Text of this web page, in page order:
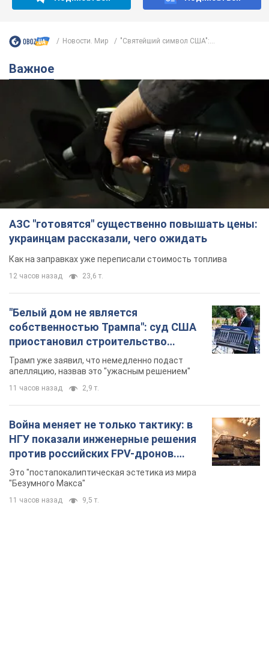
Новости. Мир "Святейший символ США":...
Важное
АЗС "готовятся" существенно повышать цены:
украинцам рассказали, чего ожидать
Как на заправках уже переписали стоимость топлива
12 часов назад 23,6 т.
"Белый дом не является
собственностью Трампа": суд США
приостановил строительство
бального зала стоимостью 400 млн
долларов
Трамп уже заявил, что немедленно подаст
апелляцию, назвав это "ужасным решением"
11 часов назад 2,9 т.
Война меняет не только тактику: в
НГУ показали инженерные решения
против российских FPV-дронов.
Фото
Это "постапокалиптическая эстетика из мира
"Безумного Макса"
11 часов назад 9,5 т.